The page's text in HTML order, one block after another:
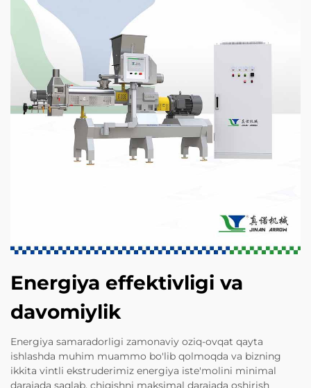
Energiya effektivligi va
davomiylik
Energiya samaradorligi zamonaviy oziq-ovqat qayta
ishlashda muhim muammo bo'lib qolmoqda va bizning
ikkita vintli ekstruderimiz energiya iste'molini minimal
darajada saqlab, chiqishni maksimal darajada oshirish